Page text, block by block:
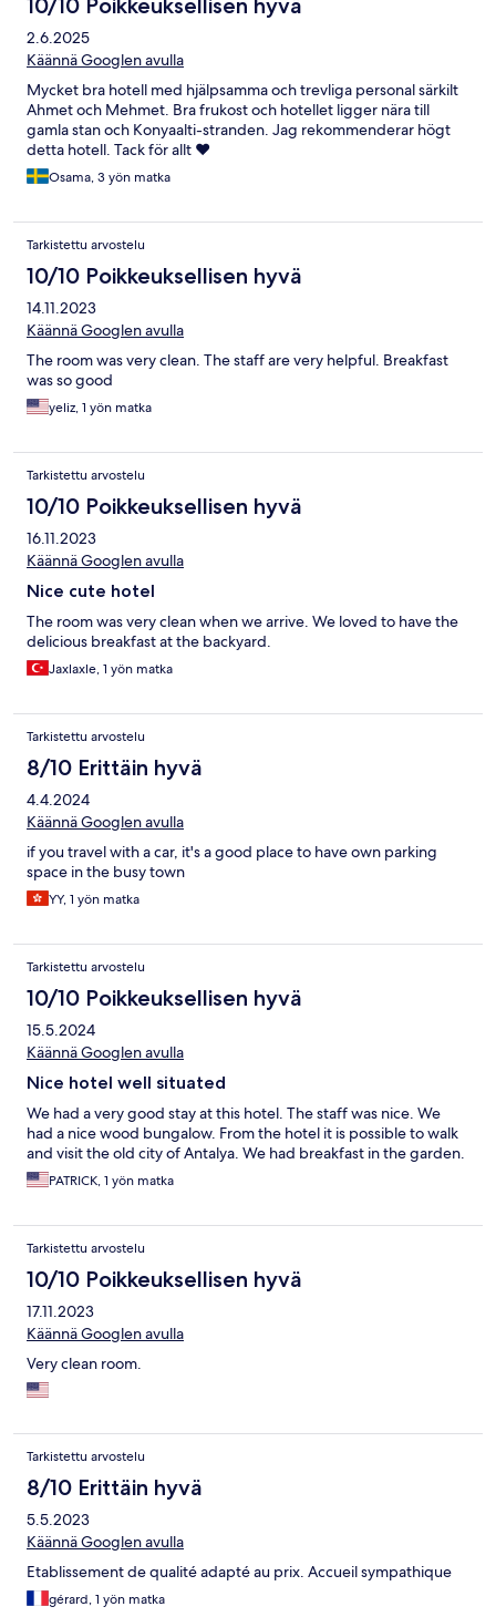
10/10 Poikkeuksellisen hyvä
2.6.2025
Käännä Googlen avulla
Mycket bra hotell med hjälpsamma och trevliga personal särkilt
Ahmet och Mehmet. Bra frukost och hotellet ligger nära till
gamla stan och Konyaalti-stranden. Jag rekommenderar högt
detta hotell. Tack för allt ❤️
Osama, 3 yön matka
Tarkistettu arvostelu
10/10 Poikkeuksellisen hyvä
14.11.2023
Käännä Googlen avulla
The room was very clean. The staff are very helpful. Breakfast
was so good
yeliz, 1 yön matka
Tarkistettu arvostelu
10/10 Poikkeuksellisen hyvä
16.11.2023
Käännä Googlen avulla
Nice cute hotel
The room was very clean when we arrive. We loved to have the
delicious breakfast at the backyard.
Jaxlaxle, 1 yön matka
Tarkistettu arvostelu
8/10 Erittäin hyvä
4.4.2024
Käännä Googlen avulla
if you travel with a car, it's a good place to have own parking
space in the busy town
YY, 1 yön matka
Tarkistettu arvostelu
10/10 Poikkeuksellisen hyvä
15.5.2024
Käännä Googlen avulla
Nice hotel well situated
We had a very good stay at this hotel. The staff was nice. We
had a nice wood bungalow. From the hotel it is possible to walk
and visit the old city of Antalya. We had breakfast in the garden.
PATRICK, 1 yön matka
Tarkistettu arvostelu
10/10 Poikkeuksellisen hyvä
17.11.2023
Käännä Googlen avulla
Very clean room.
Tarkistettu arvostelu
8/10 Erittäin hyvä
5.5.2023
Käännä Googlen avulla
Etablissement de qualité adapté au prix. Accueil sympathique
gérard, 1 yön matka